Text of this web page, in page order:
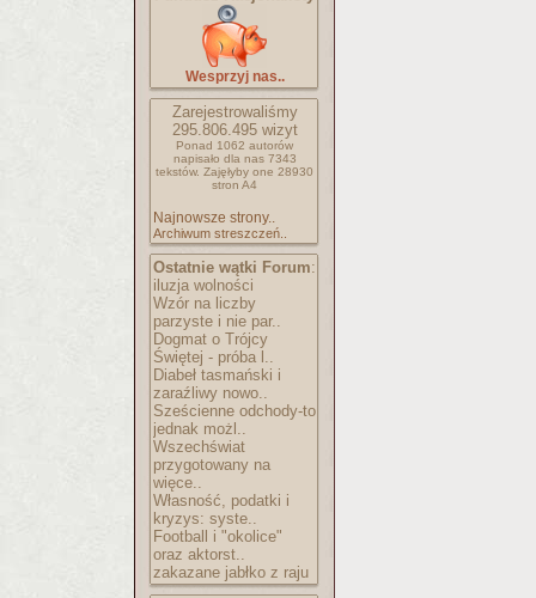
Wesprzyj nas..
Zarejestrowaliśmy
295.806.495wizyt
Ponad 1062 autorów
napisało dla nas 7343
tekstów. Zajęłyby one 28930
stron A4
Najnowsze strony..
Archiwum streszczeń..
Ostatnie wątki Forum:
iluzja wolności
Wzór na liczby
parzyste i nie par..
Dogmat o Trójcy
Świętej - próba l..
Diabeł tasmański i
zaraźliwy nowo..
Sześcienne odchody-to
jednak możl..
Wszechświat
przygotowany na
więce..
Własność, podatki i
kryzys: syste..
Football i "okolice"
oraz aktorst..
zakazane jabłko z raju